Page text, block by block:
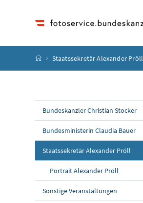
Startseite
Staatssekretär Alexander Pröll
Bundeskanzler Christian Stocker
Bundesministerin Claudia Bauer
Staatssekretär Alexander Pröll
Portrait Alexander Pröll
Sonstige Veranstaltungen